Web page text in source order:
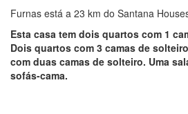
Furnas está a 23 km do Santana
Esta casa tem dois quartos com 1
Dois quartos com 3 camas de
com duas camas de solteiro. Uma
sofás-cama.